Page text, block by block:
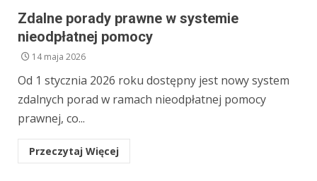
Zdalne porady prawne w systemie
nieodpłatnej pomocy
14 maja 2026
Od 1 stycznia 2026 roku dostępny jest nowy system
zdalnych porad w ramach nieodpłatnej pomocy
prawnej, co...
Przeczytaj Więcej